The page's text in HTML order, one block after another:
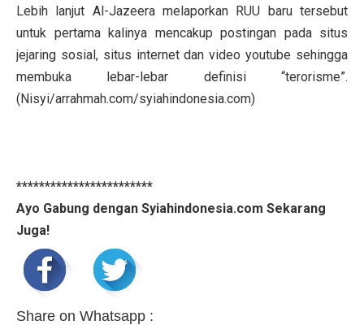
Lebih lanjut Al-Jazeera melaporkan RUU baru tersebut
untuk pertama kalinya mencakup postingan pada situs
jejaring sosial, situs internet dan video youtube sehingga
membuka lebar-lebar definisi “terorisme”.
(Nisyi/arrahmah.com/syiahindonesia.com)
************************
Ayo Gabung dengan Syiahindonesia.com Sekarang
Juga!
Share on Whatsapp :